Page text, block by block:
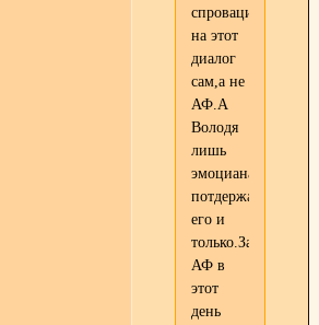
спровацировал
на этот
диалог
сам,а не
АФ.А
Володя
лишь
эмоцианально
потдержал
его и
только.Заводчики
АФ в
этот
день